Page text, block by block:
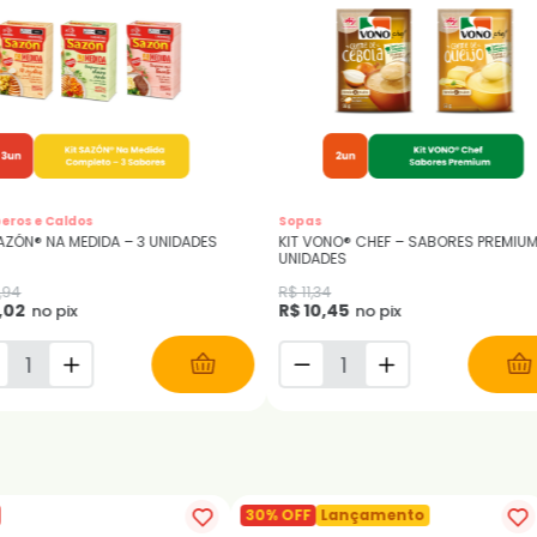
CHEF – SABORES PREMIUM - 2
no pix
Sopas
KIT VONO® CALOR OU FRIO – SOPAS PARA
TODO CLIMA
R$ 7,80
R$ 7,19no pix
30% OFF Lançamento